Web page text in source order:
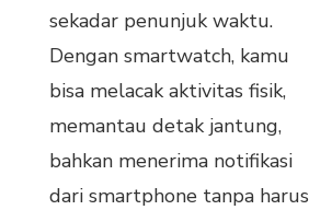
sekadar penunjuk waktu.
Dengan smartwatch, kamu
bisa melacak aktivitas fisik,
memantau detak jantung,
bahkan menerima notifikasi
dari smartphone tanpa harus